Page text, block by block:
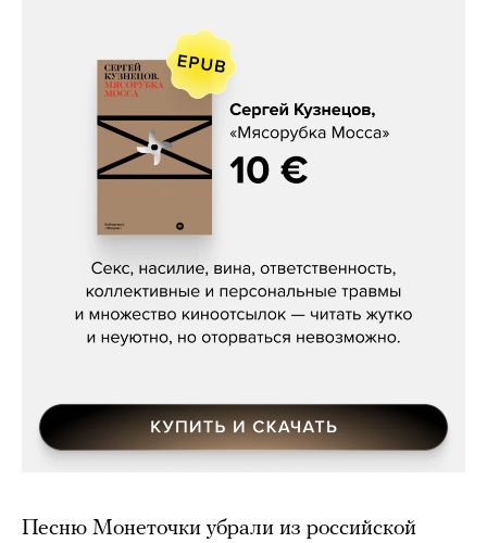
Сергей Кузнецов, «Мясорубка
Песню Монеточки убрали из российской